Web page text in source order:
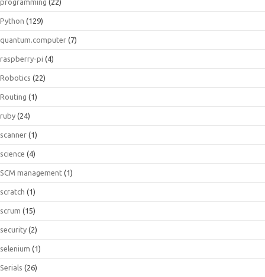
programming (22)
Python (129)
quantum.computer (7)
raspberry-pi (4)
Robotics (22)
Routing (1)
ruby (24)
scanner (1)
science (4)
SCM management (1)
scratch (1)
scrum (15)
security (2)
selenium (1)
Serials (26)